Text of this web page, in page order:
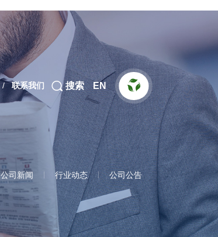
/ 联系我们  搜索 EN 
公司新闻 行业动态 公司公告